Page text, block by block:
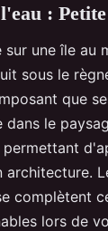
:
sur une île au
sous le
que
le
complètent
lors de